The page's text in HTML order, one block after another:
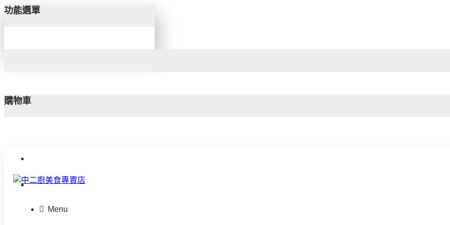
功能選單
購物車
聯絡我們
Menu